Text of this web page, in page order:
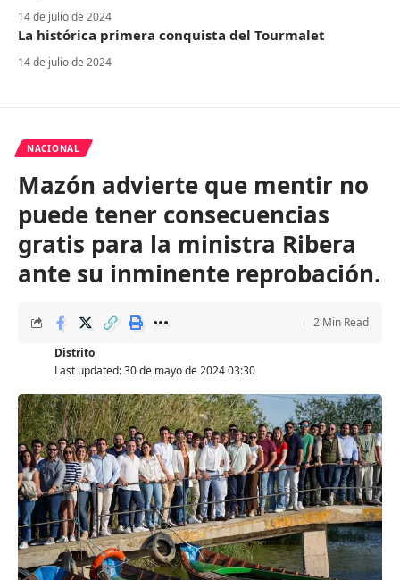
14 de julio de 2024
La histórica primera conquista del Tourmalet
14 de julio de 2024
NACIONAL
Mazón advierte que mentir no
puede tener consecuencias
gratis para la ministra Ribera
ante su inminente reprobación.
Last updated: 30 de mayo de 2024 03:30
Distrito
2 Min Read